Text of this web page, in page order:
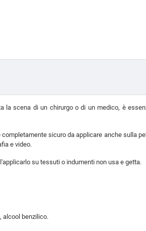
la scena di un chirurgo o di un medico, è
sicuro da applicare anche sulla
e video.
su tessuti o indumenti non usa e getta.
alcool benzilico.